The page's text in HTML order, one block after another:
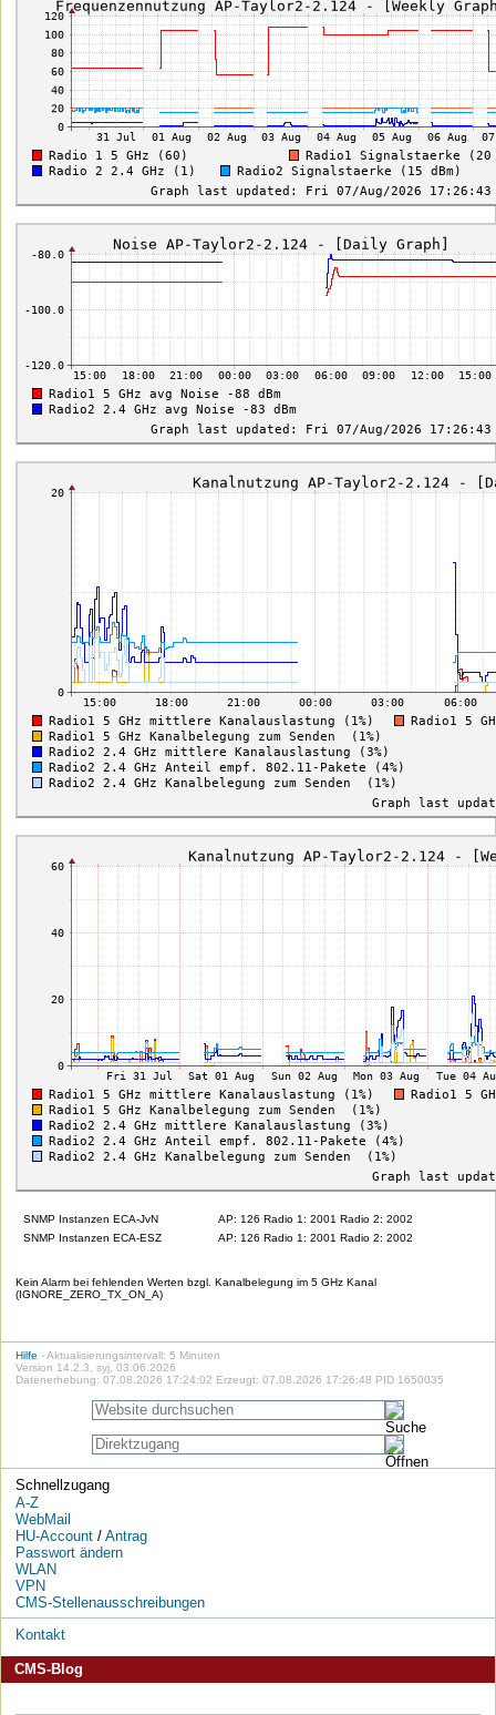
SNMP Instanzen ECA-JvN
AP: 126 Radio 1: 2001 Radio 2: 2002
SNMP Instanzen ECA-ESZ
AP: 126 Radio 1: 2001 Radio 2: 2002
Kein Alarm bei fehlenden Werten bzgl. Kanalbelegung im 5 GHz Kanal
(IGNORE_ZERO_TX_ON_A)
Hilfe - Aktualisierungsintervall: 5 Minuten
Version 14.2.3, syj, 03.06.2026
Datenerhebung: 07.08.2026 17:24:02 Erzeugt: 07.08.2026 17:26:48 PID 1650035
Schnellzugang
A-Z
WebMail
HU-Account/ Antrag
Passwort ändern
WLAN
VPN
CMS-Stellenausschreibungen
Kontakt
CMS-Blog